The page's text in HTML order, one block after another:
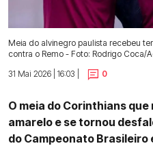
Meia do alvinegro paulista recebeu
contra o Remo - Foto: Rodrigo Coca/
31 Mai 2026 | 16:03 |
0
O meia do Corinthians
amarelo e se tornou
do Campeonato Brasileiro